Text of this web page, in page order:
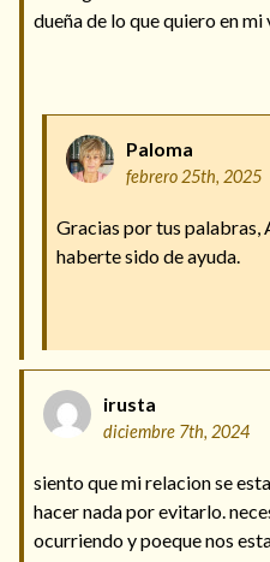
dueña de lo que quiero en mi
Paloma
febrero 25th, 2025
Gracias por tus palabras,
haberte sido de ayuda.
irusta
diciembre 7th, 2024
siento que mi relacion se
hacer nada por evitarlo.
ocurriendo y poeque nos